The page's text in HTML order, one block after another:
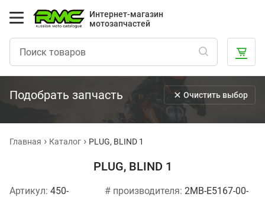
Интернет-магазин
мотозапчастей
Подобрать запчасть Очистить выбор
Главная Каталог PLUG, BLIND 1
PLUG, BLIND 1
Артикул: 450-
# производителя:2MB-E5167-00-